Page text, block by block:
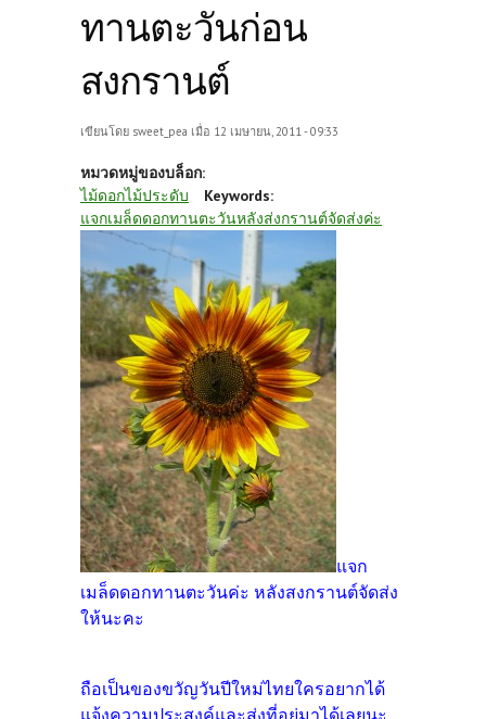
ทานตะวันก่อน
สงกรานต์
เขียนโดย sweet_pea เมื่อ 12 เมษายน, 2011 - 09:33
หมวดหมู่ของบล็อก:
ไม้ดอกไม้ประดับ
Keywords:
แจกเมล็ดดอกทานตะวันหลังส่งกรานต์จัดส่งค่ะ
แจก
เมล็ดดอกทานตะวันค่ะ หลังสงกรานต์จัดส่ง
ให้นะคะ
ถือเป็นของขวัญวันปีใหม่ไทยใครอยากได้
แจ้งความประสงค์และส่งที่อยู่มาได้เลยนะ